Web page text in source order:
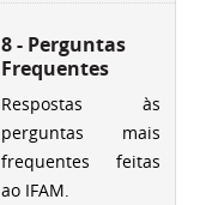
8 - Perguntas
Frequentes
Respostas às
perguntas mais
frequentes feitas
ao IFAM.